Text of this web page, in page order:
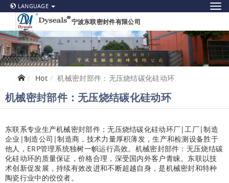
LANGUAGE
宁波东联密封件有限公司
Hot 机械密封部件：无压烧结碳化硅动环
机械密封部件：无压烧结碳化硅动环
东联系专业生产机械密封部件：无压烧结碳化硅动环厂|工厂|制造
企业|制造公司|制造商，技术力量厚积薄发，生产和检测设备胜于
他人，ERP管理系统独树一帜运行高效。机械密封部件：无压烧结碳
化硅动环的质量保证，价格合理，深受国内外客户青睐。东联以技
术创新促发展，持续有效改进和不断超越自身，是机械密封和特种
陶瓷行业中的佼佼者。